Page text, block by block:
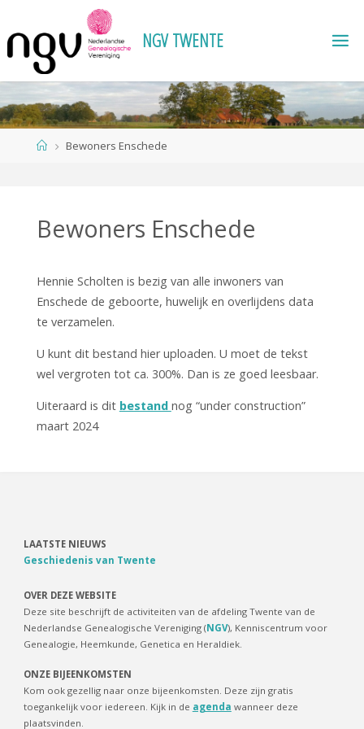
naar
inhoud
NGV TWENTE
HomeBewoners Enschede
Bewoners Enschede
Hennie Scholten is bezig van alle inwoners van
Enschede de geboorte, huwelijk en overlijdens data
te verzamelen.
U kunt dit bestand hier uploaden. U moet de tekst
wel vergroten tot ca. 300%. Dan is ze goed leesbaar.
Uiteraard is dit bestand nog “under construction”
maart 2024
LAATSTE NIEUWS
Geschiedenis van Twente
OVER DEZE WEBSITE
Deze site beschrijft de activiteiten van de afdeling Twente van de
Nederlandse Genealogische Vereniging (NGV), Kenniscentrum voor
Genealogie, Heemkunde, Genetica en Heraldiek.
ONZE BIJEENKOMSTEN
Kom ook gezellig naar onze bijeenkomsten. Deze zijn gratis
toegankelijk voor iedereen. Kijk in de agenda wanneer deze
plaatsvinden.